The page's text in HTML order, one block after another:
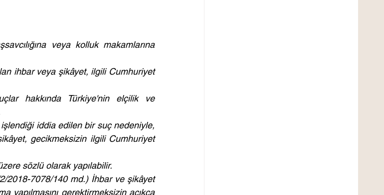
veya kolluk makamlarına
ihbar veya şikâyet, ilgili Cumhuriyet
hakkında Türkiye'nin elçilik ve
iddia edilen bir suç nedeniyle,
gecikmeksizin ilgili Cumhuriyet
sözlü olarak yapılabilir.
2018-7078/140 md.) İhbar ve şikâyet
yapılmasını gerektirmeksizin açıkça